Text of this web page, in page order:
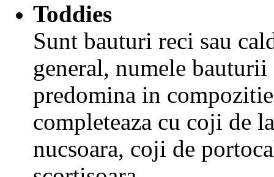
Toddies
Sunt bauturi reci sau
general, numele
predomina in
completeaza cu coji de
nucsoara, coji de